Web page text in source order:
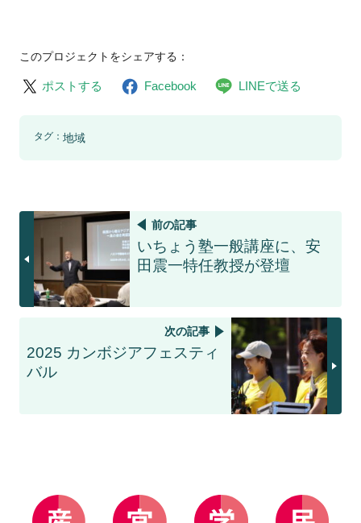
このプロジェクトをシェアする：
ポストする Facebook LINEで送る
タグ： 地域
前の記事
いちょう塾一般講座に、安
田震一特任教授が登壇
次の記事
2025 カンボジアフェスティ
バル